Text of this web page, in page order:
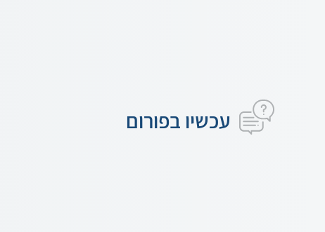
עכשיו בפורום